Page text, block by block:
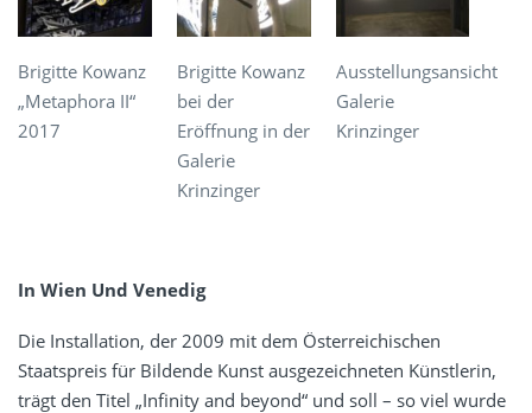
Brigitte Kowanz
„Metaphora II“
2017
Brigitte Kowanz
bei der
Eröffnung in der
Galerie
Krinzinger
Ausstellungsansicht
Galerie
Krinzinger
In Wien Und Venedig
Die Installation, der 2009 mit dem Österreichischen
Staatspreis für Bildende Kunst ausgezeichneten Künstlerin,
trägt den Titel „Infinity and beyond“ und soll – so viel wurde